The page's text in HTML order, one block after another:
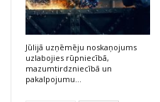
Jūlijā uzņēmēju noskaņojums
uzlabojies rūpniecībā,
mazumtirdzniecībā un
pakalpojumu…